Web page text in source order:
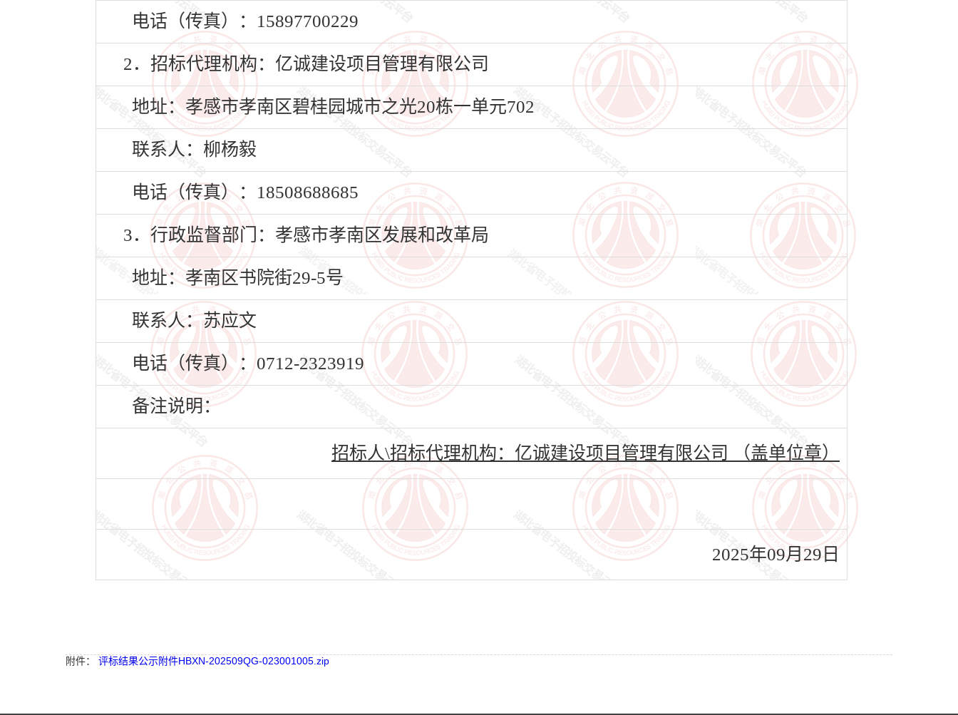
电话（传真）：15897700229
2．招标代理机构：亿诚建设项目管理有限公司
地址：孝感市孝南区碧桂园城市之光20栋一单元702
联系人：柳杨毅
电话（传真）：18508688685
3．行政监督部门：孝感市孝南区发展和改革局
地址：孝南区书院街29-5号
联系人：苏应文
电话（传真）：0712-2323919
备注说明：
招标人\招标代理机构：亿诚建设项目管理有限公司 （盖单位章）
2025年09月29日
附件： 评标结果公示附件HBXN-202509QG-023001005.zip